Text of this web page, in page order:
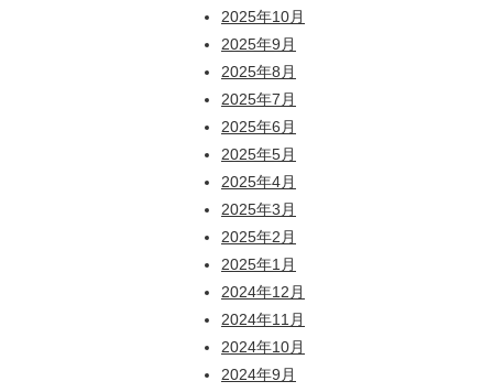
2025年10月
2025年9月
2025年8月
2025年7月
2025年6月
2025年5月
2025年4月
2025年3月
2025年2月
2025年1月
2024年12月
2024年11月
2024年10月
2024年9月